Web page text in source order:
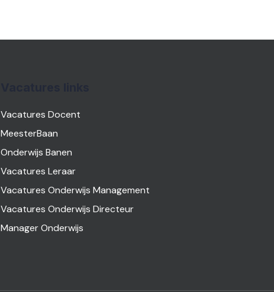
Vacatures Docent
MeesterBaan
Onderwijs Banen
Vacatures Leraar
Vacatures Onderwijs Management
Vacatures Onderwijs Directeur
Manager Onderwijs